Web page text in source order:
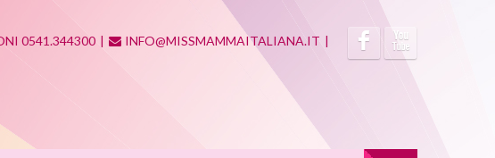
0541.344300 | INFO@MISSMAMMAITALIANA.IT |